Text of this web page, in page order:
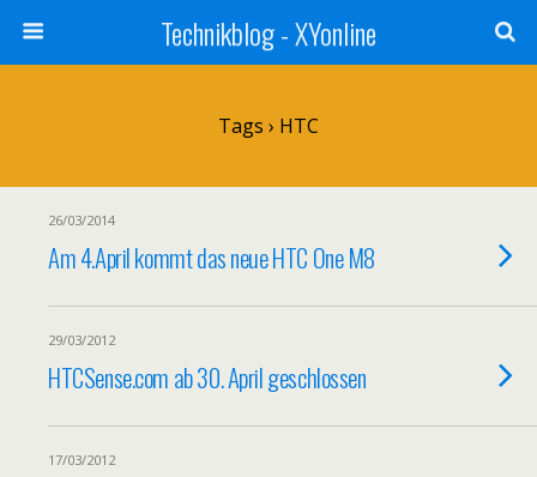
Technikblog - XYonline
Tags › HTC
26/03/2014
Am 4.April kommt das neue HTC One M8
29/03/2012
HTCSense.com ab 30. April geschlossen
17/03/2012